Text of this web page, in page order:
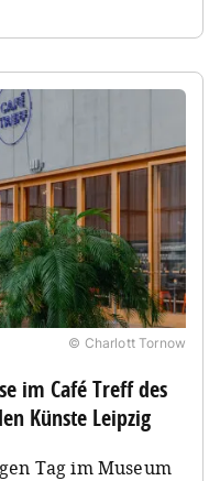
© Charlott Tornow
im Café Treff des
Künste Leipzig
Tag im Museum